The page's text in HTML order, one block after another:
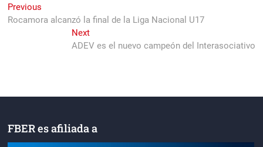
Navegación
de
Previous
post:
Rocamora alcanzó la final de la Liga Nacional U17
NextNext
post:
ADEV es el nuevo campeón del Interasociativo
FBER es afiliada a